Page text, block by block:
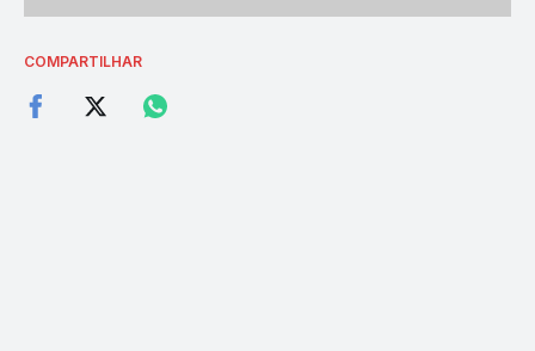
COMPARTILHAR